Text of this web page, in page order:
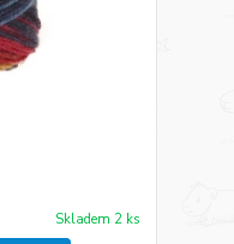
Skladem 2 ks